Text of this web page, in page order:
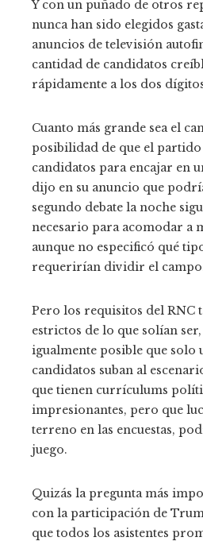
Y con un puñado de otros
nunca han sido elegidos
anuncios de televisión
cantidad de candidatos
rápidamente a los dos
Cuanto más grande sea el
posibilidad de que el partido
candidatos para encajar en
dijo en su anuncio que
segundo debate la noche
necesario para acomodar a
aunque no especificó qué
requerirían dividir el
Pero los requisitos del RNC
estrictos de lo que solían
igualmente posible que solo
candidatos suban al
que tienen currículums
impresionantes, pero que
terreno en las encuestas,
juego.
Quizás la pregunta más
con la participación de
que todos los asistentes